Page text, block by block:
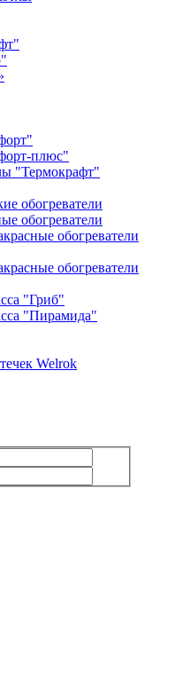
плюс"
"Термокрафт"
обогреватели
обогреватели
обогреватели
обогреватели
"Гриб"
"Пирамида"
Welrok